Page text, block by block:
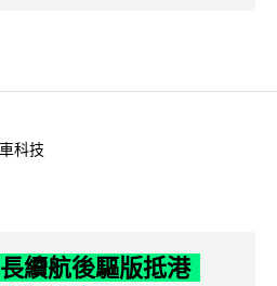
科技
續航後驅版抵港